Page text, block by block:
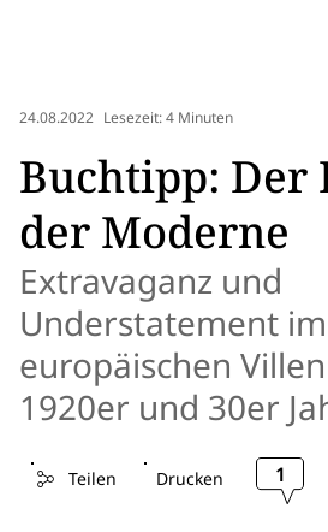
24.08.2022 Lesezeit: 4 Minuten
Buchtipp: Der
der Moderne
Extravaganz und
Understatement im
europäischen
1920er und 30er
Teilen Drucken 1